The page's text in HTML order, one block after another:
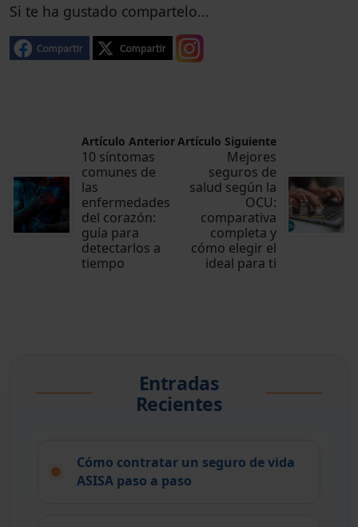
Si te ha gustado compartelo...
Artículo Anterior
10 síntomas
comunes de
las
enfermedades
del corazón:
guía para
detectarlos a
tiempo
Artículo Siguiente
Mejores
seguros de
salud según la
OCU:
comparativa
completa y
cómo elegir el
ideal para ti
Entradas
Recientes
Cómo contratar un seguro de vida
ASISA paso a paso